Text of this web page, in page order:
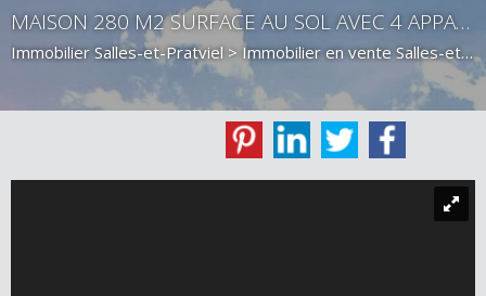
MAISON 280 M2 SURFACE AU SOL AVEC 4 APPARTEMENTS
Immobilier Salles-et-Pratviel > Immobilier en vente Salles-et-Pratviel